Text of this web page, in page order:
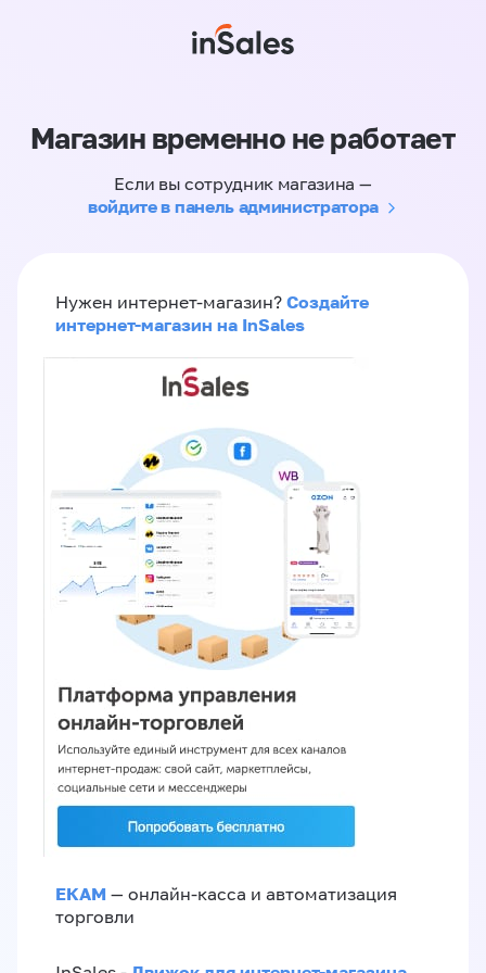
Магазин временно не работает
Если вы сотрудник магазина —
войдите в панель администратора
Нужен интернет-магазин? Создайте
интернет-магазин на InSales
ЕКАМ — онлайн-касса и автоматизация
торговли